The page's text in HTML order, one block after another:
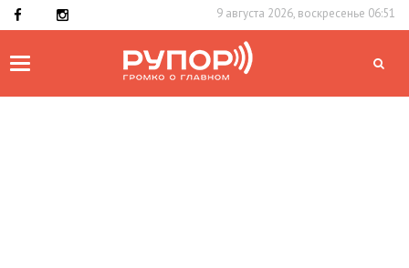
9 августа 2026, воскресенье 06:51
Toggle